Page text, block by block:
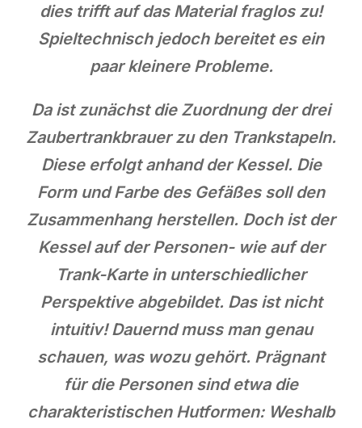
dies trifft auf das Material fraglos zu!
Spieltechnisch jedoch bereitet es ein
paar kleinere Probleme.
Da ist zunächst die Zuordnung der drei
Zaubertrankbrauer zu den Trankstapeln.
Diese erfolgt anhand der Kessel. Die
Form und Farbe des Gefäßes soll den
Zusammenhang herstellen. Doch ist der
Kessel auf der Personen- wie auf der
Trank-Karte in unterschiedlicher
Perspektive abgebildet. Das ist nicht
intuitiv! Dauernd muss man genau
schauen, was wozu gehört. Prägnant
für die Personen sind etwa die
charakteristischen Hutformen: Weshalb